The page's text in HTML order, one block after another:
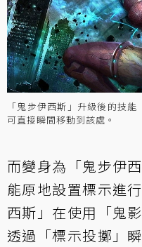
「鬼步伊西斯」升級後的技
可直接瞬間移動到該處。
而變身為「鬼步伊
能原地設置標示進
西斯」在使用「鬼
透過「標示投擲」